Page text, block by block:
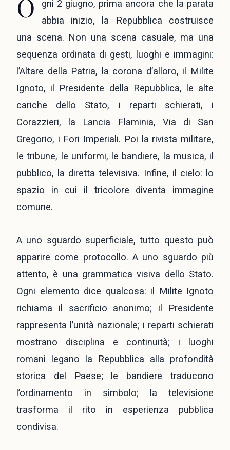
O
gni 2 giugno, prima ancora che la parata
abbia inizio, la Repubblica costruisce
una scena. Non una scena casuale, ma una
sequenza ordinata di gesti, luoghi e immagini:
l’Altare della Patria, la corona d’alloro, il Milite
Ignoto, il Presidente della Repubblica, le alte
cariche dello Stato, i reparti schierati, i
Corazzieri, la Lancia Flaminia, Via di San
Gregorio, i Fori Imperiali. Poi la rivista militare,
le tribune, le uniformi, le bandiere, la musica, il
pubblico, la diretta televisiva. Infine, il cielo: lo
spazio in cui il tricolore diventa immagine
comune.
A uno sguardo superficiale, tutto questo può
apparire come protocollo. A uno sguardo più
attento, è una grammatica visiva dello Stato.
Ogni elemento dice qualcosa: il Milite Ignoto
richiama il sacrificio anonimo; il Presidente
rappresenta l’unità nazionale; i reparti schierati
mostrano disciplina e continuità; i luoghi
romani legano la Repubblica alla profondità
storica del Paese; le bandiere traducono
l’ordinamento in simbolo; la televisione
trasforma il rito in esperienza pubblica
condivisa.